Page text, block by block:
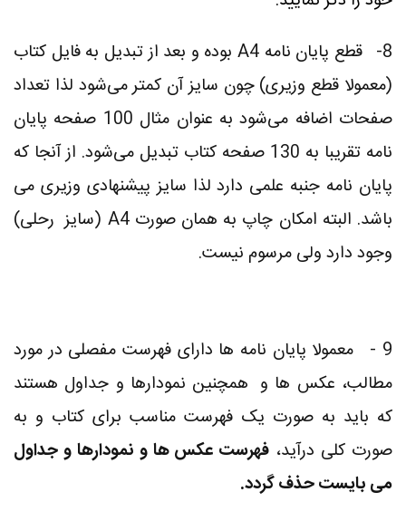
8-
قطع پایان نامه A4 بوده و بعد از تبدیل به فایل کتاب
(معمولا قطع وزیری) چون سایز آن کمتر می‌شود لذا تعداد
صفحات اضافه می‌شود به عنوان مثال 100 صفحه پایان
نامه تقریبا به 130 صفحه کتاب تبدیل می‌شود. از آنجا که
پایان نامه جنبه علمی دارد لذا سایز پیشنهادی وزیری می
باشد. البته امکان چاپ به همان صورت A4 (سایز رحلی)
وجود دارد ولی مرسوم نیست.
9 -
معمولا پایان نامه ها دارای فهرست مفصلی در مورد
مطالب، عکس ها و همچنین نمودارها و جداول هستند
که باید به صورت یک فهرست مناسب برای کتاب و به
صورت کلی درآید، فهرست عکس ها و نمودارها و جداول
می بایست حذف گردد.